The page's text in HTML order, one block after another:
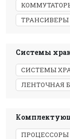
ТРАНСИВЕРЫ
Системы
СИСТЕМЫ
ЛЕНТОЧНАЯ
ПРОЦЕССОРЫ